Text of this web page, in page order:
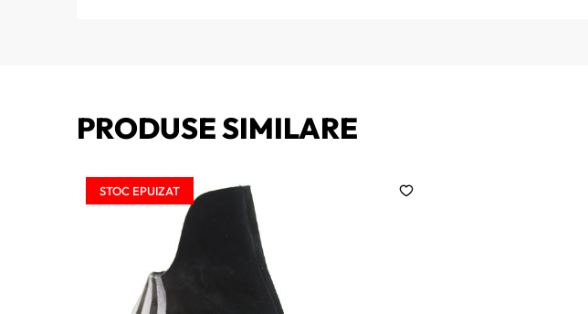
PRODUSE SIMILARE
STOC EPUIZAT